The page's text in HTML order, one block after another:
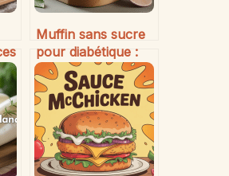
Muffin sans sucre
pour diabétique :
idées savoureuses
et conseils adaptés